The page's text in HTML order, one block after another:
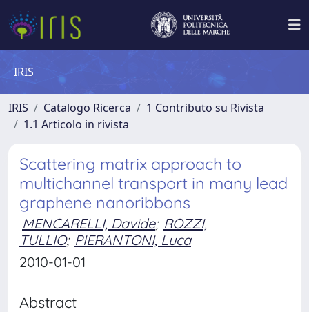
IRIS
IRIS Catalogo Ricerca
1 Contributo su Rivista
1.1 Articolo in rivista
Scattering matrix approach to
multichannel transport in many lead
graphene nanoribbons
MENCARELLI, Davide; ROZZI,
TULLIO; PIERANTONI, Luca
2010-01-01
Abstract